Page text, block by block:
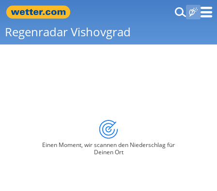
Regenradar Vishovgrad
Einen Moment, wir scannen den Niederschlag für
Deinen Ort